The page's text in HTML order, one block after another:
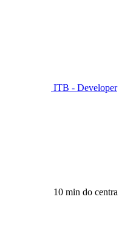
ITB - Developer
10 min do centra